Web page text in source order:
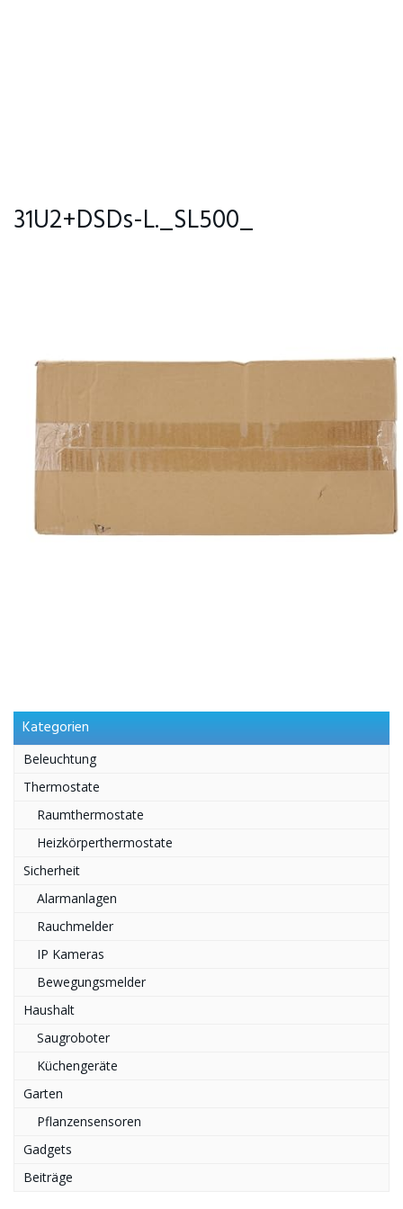
31U2+DSDs-L._SL500_
Kategorien
Beleuchtung
Thermostate
Raumthermostate
Heizkörperthermostate
Sicherheit
Alarmanlagen
Rauchmelder
IP Kameras
Bewegungsmelder
Haushalt
Saugroboter
Küchengeräte
Garten
Pflanzensensoren
Gadgets
Beiträge